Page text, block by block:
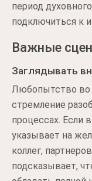
период
подключиться к
Важные
Заглядывать
Любопытство во
стремление
процессах. Если
указывает на
коллег,
подсказывает,